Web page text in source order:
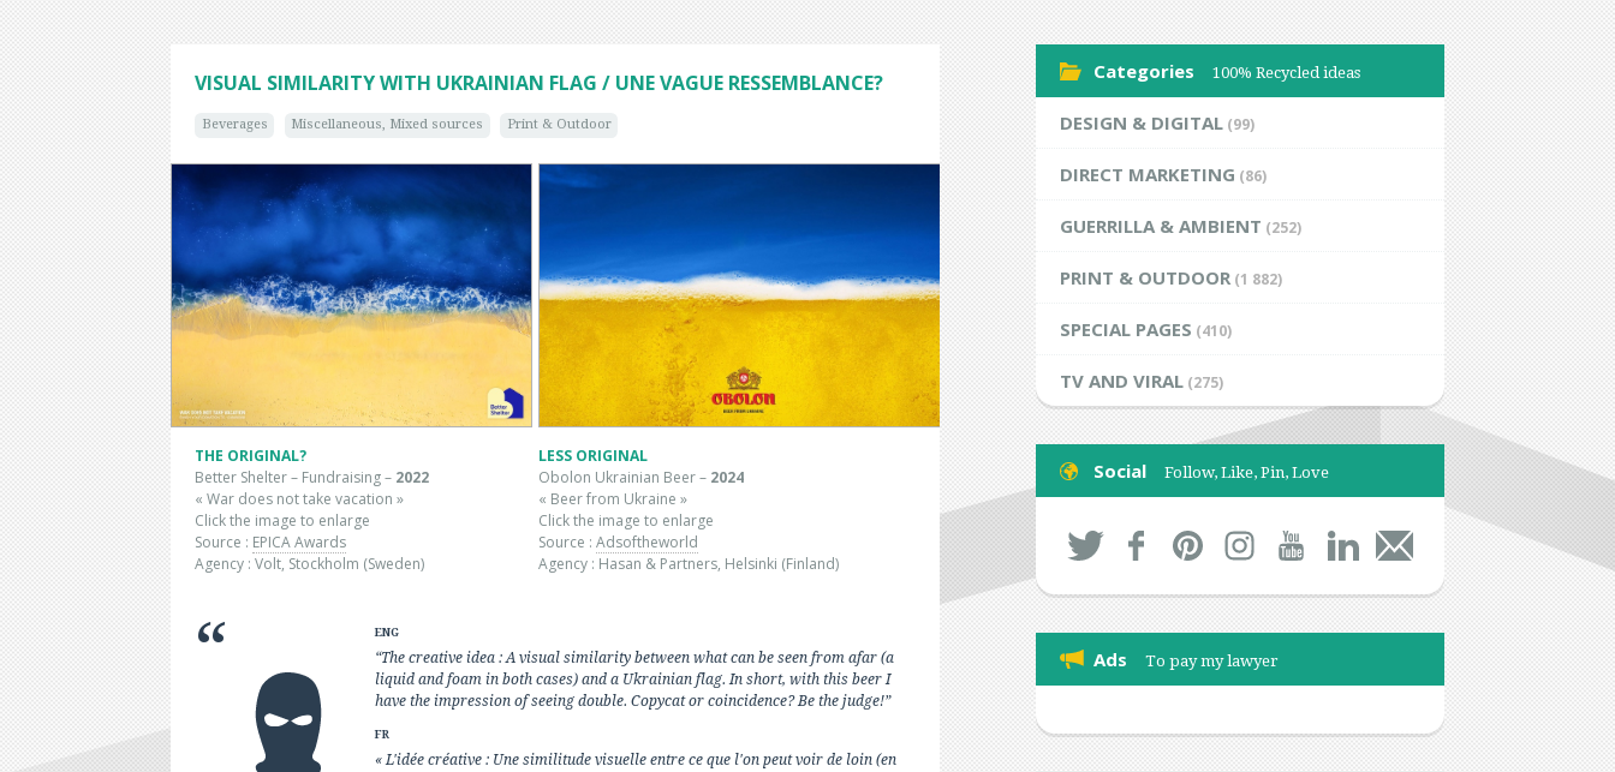
VISUAL SIMILARITY WITH UKRAINIAN FLAG / UNE VAGUE RESSEMBLANCE?
Beverages Miscellaneous, Mixed sources Print & Outdoor
THE ORIGINAL?
Better Shelter – Fundraising – 2022
« War does not take vacation »
Click the image to enlarge
Source : EPICA Awards
Agency : Volt, Stockholm (Sweden)
LESS ORIGINAL
Obolon Ukrainian Beer – 2024
« Beer from Ukraine »
Click the image to enlarge
Source : Adsoftheworld
Agency : Hasan & Partners, Helsinki (Finland)
ENG
“The creative idea : A visual similarity between what can be seen from afar (a
liquid and foam in both cases) and a Ukrainian flag. In short, with this beer I
have the impression of seeing double. Copycat or coincidence? Be the judge!”
FR
« L'idée créative : Une similitude visuelle entre ce que l'on peut voir de loin (en
Categories 100% Recycled ideas
DESIGN & DIGITAL (99)
DIRECT MARKETING (86)
GUERRILLA & AMBIENT (252)
PRINT & OUTDOOR (1 882)
SPECIAL PAGES (410)
TV AND VIRAL (275)
Social Follow, Like, Pin, Love
Ads To pay my lawyer